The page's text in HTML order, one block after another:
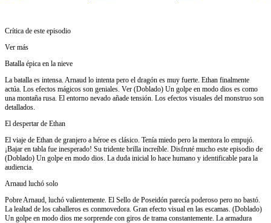
Crítica de este episodio
Ver más
Batalla épica en la nieve
La batalla es intensa. Arnaud lo intenta pero el dragón es muy fuerte. Ethan finalmente
actúa. Los efectos mágicos son geniales. Ver (Doblado) Un golpe en modo dios es como
una montaña rusa. El entorno nevado añade tensión. Los efectos visuales del monstruo son
detallados.
El despertar de Ethan
El viaje de Ethan de granjero a héroe es clásico. Tenía miedo pero la mentora lo empujó.
¡Bajar en tabla fue inesperado! Su tridente brilla increíble. Disfruté mucho este episodio de
(Doblado) Un golpe en modo dios. La duda inicial lo hace humano y identificable para la
audiencia.
Arnaud luchó solo
Pobre Arnaud, luchó valientemente. El Sello de Poseidón parecía poderoso pero no bastó.
La lealtad de los caballeros es conmovedora. Gran efecto visual en las escamas. (Doblado)
Un golpe en modo dios me sorprende con giros de trama constantemente. La armadura